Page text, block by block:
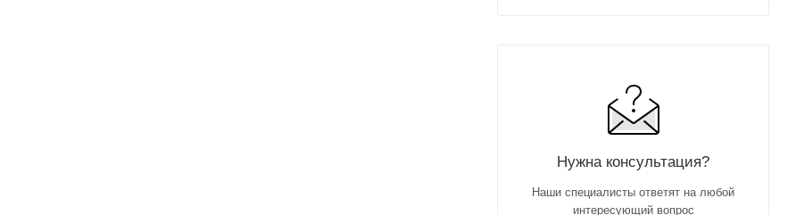
Нужна консультация?
Наши специалисты ответят на любой
интересующий вопрос